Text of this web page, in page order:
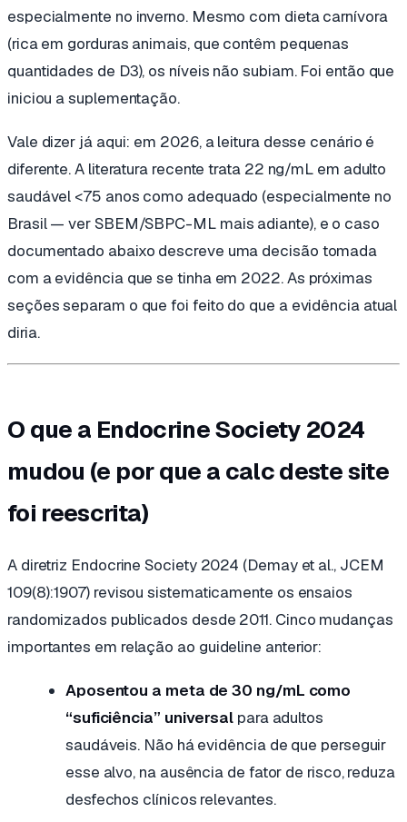
especialmente no inverno. Mesmo com dieta carnívora
(rica em gorduras animais, que contêm pequenas
quantidades de D3), os níveis não subiam. Foi então que
iniciou a suplementação.
Vale dizer já aqui: em 2026, a leitura desse cenário é
diferente. A literatura recente trata 22 ng/mL em adulto
saudável <75 anos como adequado (especialmente no
Brasil — ver SBEM/SBPC-ML mais adiante), e o caso
documentado abaixo descreve uma decisão tomada
com a evidência que se tinha em 2022. As próximas
seções separam o que foi feito do que a evidência atual
diria.
O que a Endocrine Society 2024
mudou (e por que a calc deste site
foi reescrita)
A diretriz Endocrine Society 2024 (Demay et al., JCEM
109(8):1907) revisou sistematicamente os ensaios
randomizados publicados desde 2011. Cinco mudanças
importantes em relação ao guideline anterior:
Aposentou a meta de 30 ng/mL como
“suficiência” universal para adultos
saudáveis. Não há evidência de que perseguir
esse alvo, na ausência de fator de risco, reduza
desfechos clínicos relevantes.